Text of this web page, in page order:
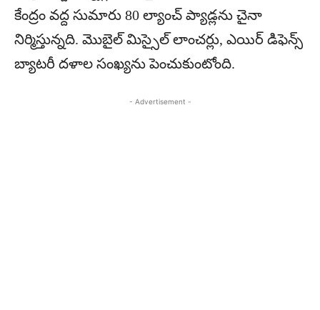
కేంద్రం వ‌ద్ద సుమారు 80 ల్యాంచ్ ప్యాడ్ల‌ను చైనా
నిర్మిస్తున్న‌ది. మొబైల్ మిస్సైల్ లాంచ‌ర్లు, ఎయిర్ డిఫెన్స్
బ్యాట‌రీ ద‌ళాల సంఖ్య‌ను పెంచుకుంటోంది.
- Advertisement -